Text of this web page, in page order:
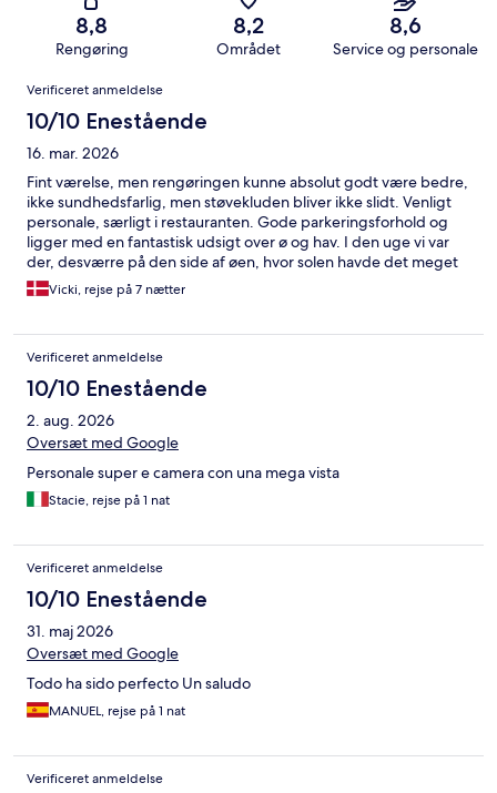
8,8
Rengøring
8,2
Området
8,6
Service og personale
Anmeldelser
Verificeret anmeldelse
10/10 Enestående
16. mar. 2026
Fint værelse, men rengøringen kunne absolut godt være bedre,
ikke sundhedsfarlig, men støvekluden bliver ikke slidt. Venligt
personale, særligt i restauranten. Gode parkeringsforhold og
ligger med en fantastisk udsigt over ø og hav. I den uge vi var
der, desværre på den side af øen, hvor solen havde det meget
svært med at trænge igennem.
Vicki, rejse på 7 nætter
Verificeret anmeldelse
10/10 Enestående
2. aug. 2026
Oversæt med Google
Personale super e camera con una mega vista
Stacie, rejse på 1 nat
Verificeret anmeldelse
10/10 Enestående
31. maj 2026
Oversæt med Google
Todo ha sido perfecto Un saludo
MANUEL, rejse på 1 nat
Verificeret anmeldelse